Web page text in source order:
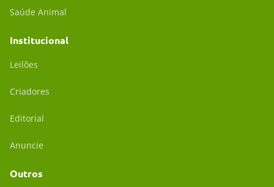
Saúde Animal
Institucional
Leilões
Criadores
Editorial
Anuncie
Outros